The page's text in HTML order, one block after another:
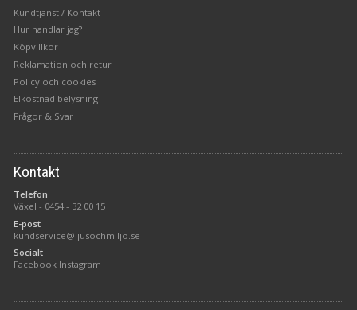
Kundtjänst / Kontakt
Hur handlar jag?
Köpvillkor
Reklamation och retur
Policy och cookies
Elkostnad belysning
Frågor & Svar
Kontakt
Telefon
Växel - 0454 - 32 00 15
E-post
kundservice@ljusochmiljo.se
Socialt
Facebook Instagram